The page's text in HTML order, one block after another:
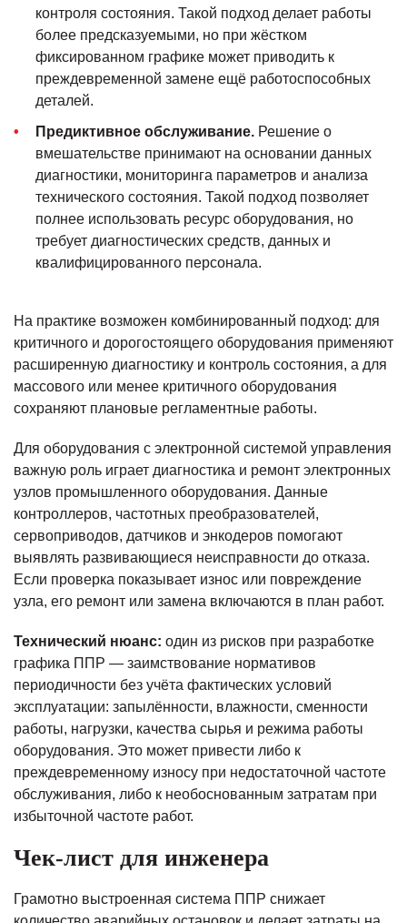
контроля состояния. Такой подход делает работы
более предсказуемыми, но при жёстком
фиксированном графике может приводить к
преждевременной замене ещё работоспособных
деталей.
Предиктивное обслуживание. Решение о
вмешательстве принимают на основании данных
диагностики, мониторинга параметров и анализа
технического состояния. Такой подход позволяет
полнее использовать ресурс оборудования, но
требует диагностических средств, данных и
квалифицированного персонала.
На практике возможен комбинированный подход: для
критичного и дорогостоящего оборудования применяют
расширенную диагностику и контроль состояния, а для
массового или менее критичного оборудования
сохраняют плановые регламентные работы.
Для оборудования с электронной системой управления
важную роль играет диагностика и ремонт электронных
узлов промышленного оборудования. Данные
контроллеров, частотных преобразователей,
сервоприводов, датчиков и энкодеров помогают
выявлять развивающиеся неисправности до отказа.
Если проверка показывает износ или повреждение
узла, его ремонт или замена включаются в план работ.
Технический нюанс: один из рисков при разработке
графика ППР — заимствование нормативов
периодичности без учёта фактических условий
эксплуатации: запылённости, влажности, сменности
работы, нагрузки, качества сырья и режима работы
оборудования. Это может привести либо к
преждевременному износу при недостаточной частоте
обслуживания, либо к необоснованным затратам при
избыточной частоте работ.
Чек-лист для инженера
Грамотно выстроенная система ППР снижает